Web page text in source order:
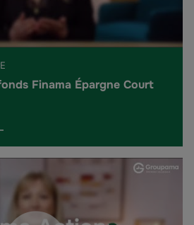
Finama Épargne Court